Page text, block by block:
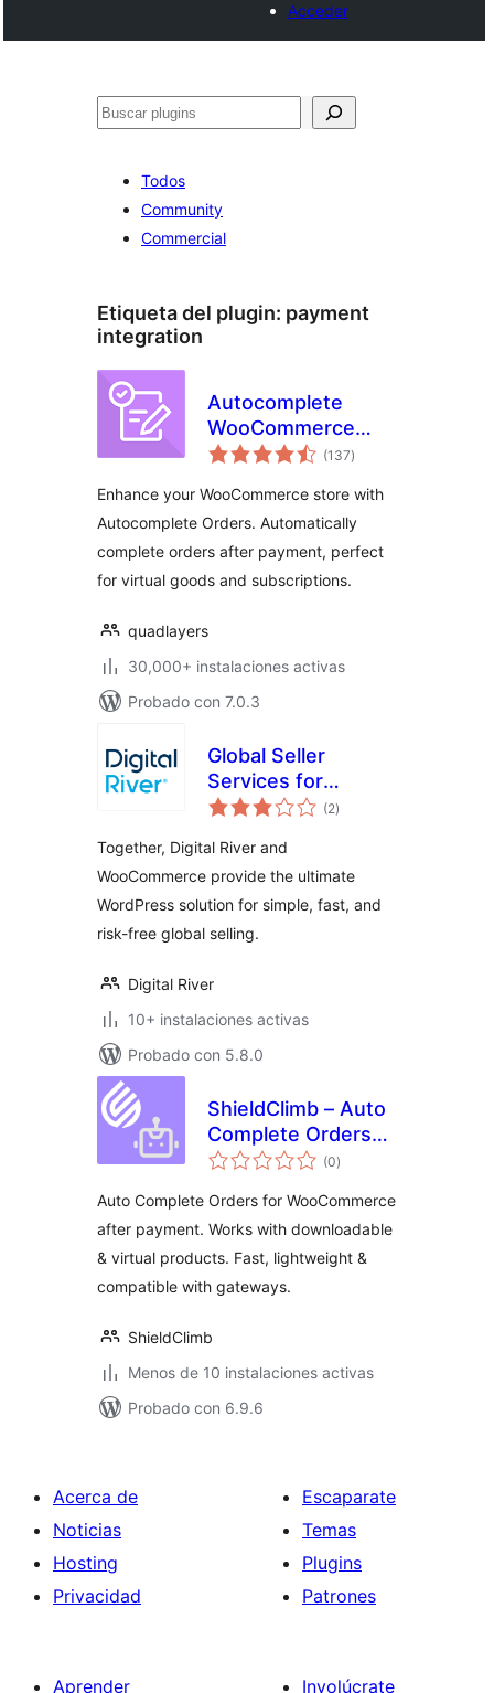
Acceder
Buscar
Todos
Community
Commercial
Etiqueta del plugin: payment
integration
Autocomplete
WooCommerce
Orders
(137total
de
)
Enhance your WooCommerce store with
Autocomplete Orders. Automatically
complete orders after payment, perfect
for virtual goods and subscriptions.
quadlayers
30,000+ instalaciones activas
Probado con 7.0.3
Global Seller
Services for
WooCommerce
(2total
de
)
Together, Digital River and
WooCommerce provide the ultimate
WordPress solution for simple, fast, and
risk-free global selling.
Digital River
10+ instalaciones activas
Probado con 5.8.0
ShieldClimb – Auto
Complete Orders
for WooCommerce
(0total
de
)
Auto Complete Orders for WooCommerce
after payment. Works with downloadable
& virtual products. Fast, lightweight &
compatible with gateways.
ShieldClimb
Menos de 10 instalaciones activas
Probado con 6.9.6
Acerca de
Noticias
Hosting
Privacidad
Escaparate
Temas
Plugins
Patrones
Aprender
Involúcrate